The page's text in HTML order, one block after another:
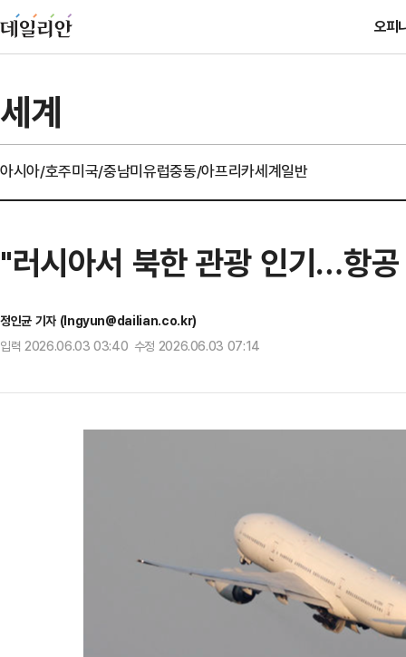
오피
세계
아시아/호주미국/중남미유럽중동/아프리카세계일반
"러시아서 북한 관광 인기…항
정인균 기자 (Ingyun@dailian.co.kr)
입력 2026.06.03 03:40 수정 2026.06.03 07:14